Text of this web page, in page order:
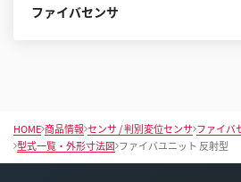
ファイバセンサ
HOME 商品情報 センサ / 判別変位センサ ファイバ
型式一覧・外形寸法図 ファイバユニット 反射型